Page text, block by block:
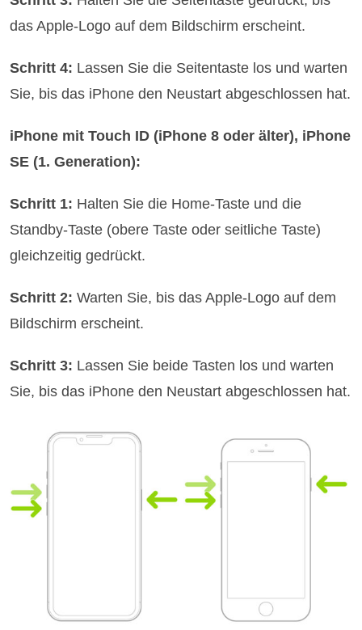
das Apple-Logo auf dem Bildschirm erscheint.
Schritt 4: Lassen Sie die Seitentaste los und warten
Sie, bis das iPhone den Neustart abgeschlossen hat.
iPhone mit Touch ID (iPhone 8 oder älter), iPhone
SE (1. Generation):
Schritt 1: Halten Sie die Home-Taste und die
Standby-Taste (obere Taste oder seitliche Taste)
gleichzeitig gedrückt.
Schritt 2: Warten Sie, bis das Apple-Logo auf dem
Bildschirm erscheint.
Schritt 3: Lassen Sie beide Tasten los und warten
Sie, bis das iPhone den Neustart abgeschlossen hat.